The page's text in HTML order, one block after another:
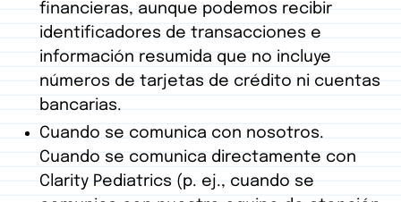
financieras, aunque podemos recibir
identificadores de transacciones e
información resumida que no incluye
números de tarjetas de crédito ni cuentas
bancarias.
Cuando se comunica con nosotros.
Cuando se comunica directamente con
Clarity Pediatrics (p. ej., cuando se